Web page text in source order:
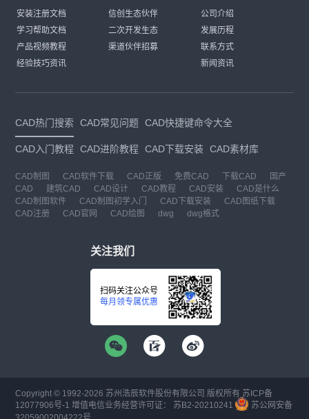
安装注册文档
学习帮助文档
产品视频教程
经验技巧资讯
信创生态伙伴
二次开发生态
渠道伙伴招募
公司介绍
发展历程
联系方式
新闻资讯
CAD热门搜索 CAD常见问题 CAD快捷键命令大全
CAD入门教程 CAD进阶教程 CAD下载安装 CAD素材库
CAD制图 CAD软件下载 CAD正版 免费CAD 下载CAD
国产
CAD
建筑CAD CAD设计 CAD教程 CAD安装
CAD是什么
CAD制图软件
CAD制图初学入门 CAD下载安装
CAD图纸下载
CAD注册
CAD官网 CAD绘图 dwg dwg格式
关注我们
扫码关注公众号
每月领专属优惠
Copyright © 1992-2026 苏州浩辰软件股份有限公司 版权所有 苏ICP备
12077906号-1 增值电信业务经营许可证： 苏B2-20210241
苏公网安备